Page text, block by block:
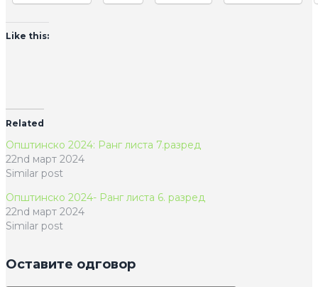
Like this:
Related
Општинско 2024: Ранг листа 7.разред
22nd март 2024
Similar post
Општинско 2024- Ранг листа 6. разред
22nd март 2024
Similar post
Оставите одговор